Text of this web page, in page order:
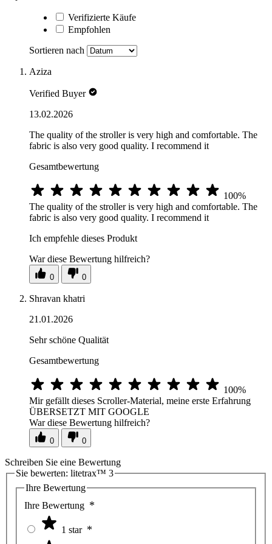
Verifizierte Käufe
Empfohlen
Sortieren nach
Aziza
Verified Buyer
13.02.2026
The quality of the stroller is very high and comfortable. The
fabric is also very good quality. I recommend it
Gesamtbewertung
100%
The quality of the stroller is very high and comfortable. The
fabric is also very good quality. I recommend it
Ich empfehle dieses Produkt
War diese Bewertung hilfreich?
0 0
Shravan khatri
21.01.2026
Sehr schöne Qualität
Gesamtbewertung
100%
Mir gefällt dieses Scroller-Material, meine erste Erfahrung
ÜBERSETZT MIT GOOGLE
War diese Bewertung hilfreich?
0 0
Schreiben Sie eine Bewertung
Sie bewerten: litetrax™ 3
Ihre Bewertung
Ihre Bewertung
1 star